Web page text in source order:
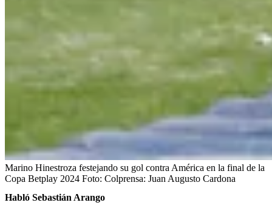
Marino Hinestroza festejando su gol contra América en la final de la
Copa Betplay 2024 Foto: Colprensa: Juan Augusto Cardona
Habló Sebastián Arango